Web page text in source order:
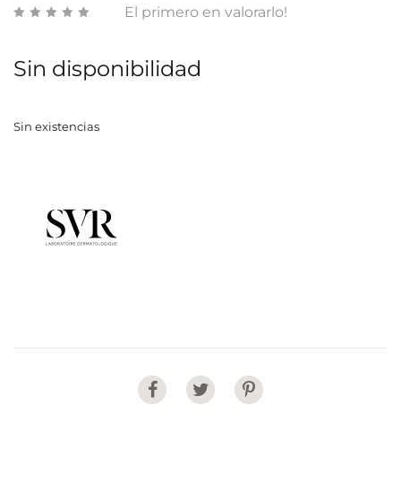
El primero en valorarlo!
Sin disponibilidad
Sin existencias
Share